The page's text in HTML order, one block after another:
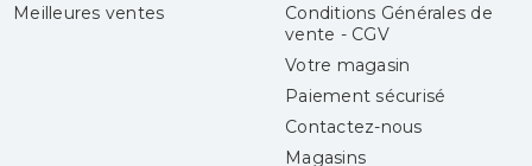
Meilleures ventes
Conditions Générales de
vente - CGV
Votre magasin
Paiement sécurisé
Contactez-nous
Magasins